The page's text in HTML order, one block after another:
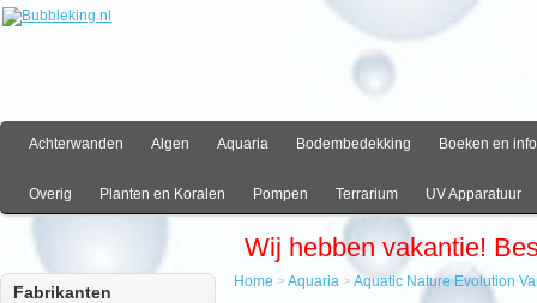
Achterwanden Algen Aquaria Bodembedekking Boeken en info
Overig Planten en Koralen Pompen Terrarium UV Apparatuur
Wij hebben vakantie!
Fabrikanten
Home > Aquaria > Aquatic Nature Evolution